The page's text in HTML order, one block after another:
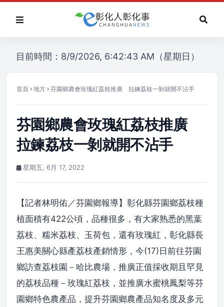
目前時間：8/9/2026, 6:42:43 AM（星期日）
首頁 地方 芬園鄉農會玫瑰紅荔枝推廣 拉鍊荔枝一剝就開不沾手
芬園鄉農會玫瑰紅荔枝推廣
拉鍊荔枝一剝就開不沾手
星期五, 6月 17, 2022
【記者林明佑／芬園鄉報導】彰化縣芬園鄉荔枝種
植面積有422公頃，品種很多，有大家熟悉的黑葉
荔枝、糯米荔枝、玉荷包，還有玫瑰紅，彰化縣長
王惠美關心縣產荔枝產銷情形，今(17)日前往芬園
鄉訪查荔枝園－哈比農場，推廣正值採收期且罕見
的荔枝品種－玫瑰紅荔枝，並推廣水蜜桃鳳梨等芬
園鄉特色農產品，提升芬園鄉農產品知名度及多元